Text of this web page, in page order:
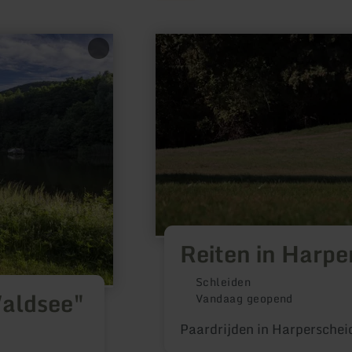
Reiten in
Schleiden
Vandaag geopend
Paardrijden in
meer
informatie
over:
Harperscheid